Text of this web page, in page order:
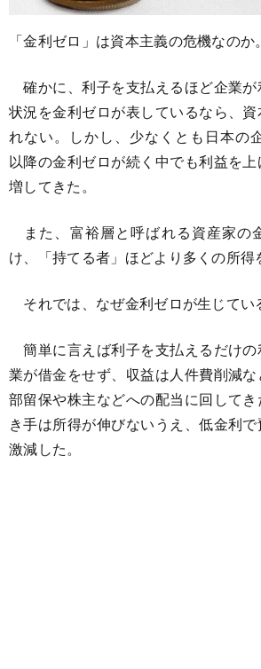
「金利ゼロ」は資本主義の危機なのか。
確かに、利子を支払えるほど企業
状況を金利ゼロが表しているなら、
れない。しかし、少なくとも日本の
以降の金利ゼロが続く中でも利益を
増してきた。
また、富裕層と呼ばれる資産家の
け、「持てる者」ほどより多くの所得
それでは、なぜ金利ゼロが生じてい
簡単に言えば利子を支払えるだけ
業が借金をせず、収益は人件費削減
部留保や株主などへの配当に回して
き手は所得が伸びないうえ、低金利
激減した。